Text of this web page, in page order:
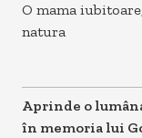
O mama
natura
Aprinde o
în memoria lui